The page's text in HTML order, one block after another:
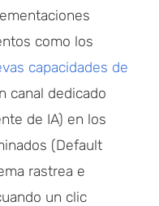
como los
capacidades de
canal dedicado
de IA) en los
(Default
rastrea e
un clic